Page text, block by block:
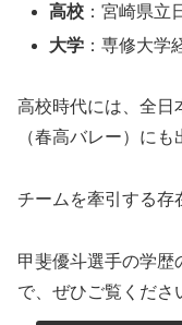
高校 ：宮崎県立
大学 ：専修大学
高校時代には、全日
（春高バレー）にも
チームを牽引する存
甲斐優斗選手の学歴
で、ぜひご覧くださ